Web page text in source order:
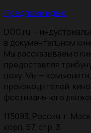
Предложи идею
DOC.ru —
в документальном
Мы рассказываем о
предоставляя
цеху. Мы —
производителей,
фестивального
115093, Россия, г.
корп. 57, стр. 3